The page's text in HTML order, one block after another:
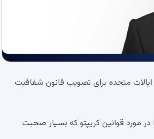
متحده برای تصویب قانون شفافیت
مورد قوانین کریپتو که بسیار صحبت